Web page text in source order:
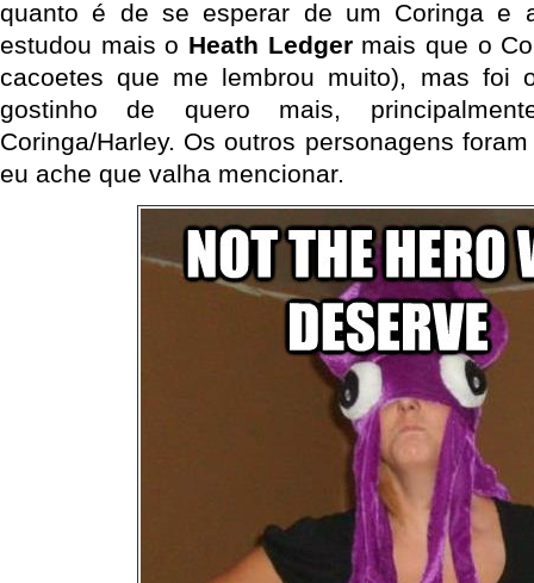
quanto é de se esperar de um Coringa e
estudou mais o Heath Ledgermais que o
cacoetes que me lembrou muito), mas foi
gostinho de quero mais,
Coringa/Harley. Os outros personagens
eu ache que valha mencionar.